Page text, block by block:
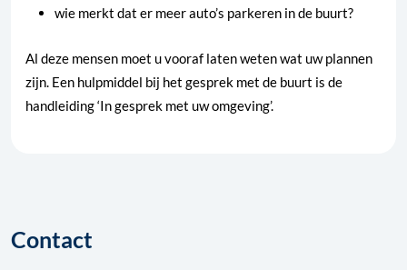
wie merkt dat er meer auto’s parkeren in de buurt?
Al deze mensen moet u vooraf laten weten wat uw plannen
zijn. Een hulpmiddel bij het gesprek met de buurt is de
handleiding ‘In gesprek met uw omgeving’.
Contact